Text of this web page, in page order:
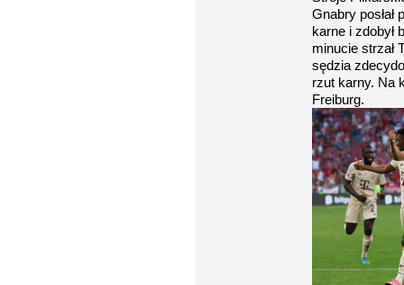
Gnabry posłał
karne i zdobył
minucie strzał
sędzia
rzut karny. Na
Freiburg.